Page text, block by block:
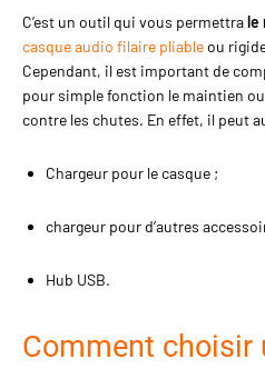
C’est un outil qui vous permettrale
casque audio filaire pliableou
Cependant, il est important de
pour simple fonction le maintien
contre les chutes. En effet, il peut
Chargeur pour le casque ;
chargeur pour d’autres
Hub USB.
Comment choisir